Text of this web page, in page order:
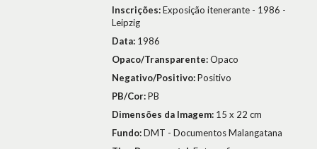
Inscrições:Exposição itenerante - 1986 -
Leipzig
Data: 1986
Opaco/Transparente:Opaco
Negativo/Positivo:Positivo
PB/Cor:PB
Dimensões da Imagem: 15 x 22 cm
Fundo:DMT - Documentos Malangatana